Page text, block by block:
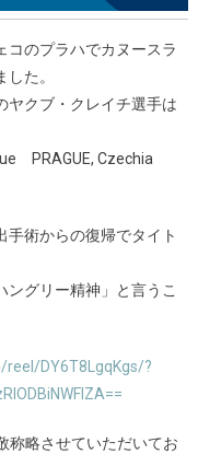
コのプラハでカヌースラ
た。
ヤクブ・クレイチ選手は
PRAGUE, Czechia
手術からの復帰でタイト
ングリー精神」と言うこ
reel/DY6T8LgqKgs/?
称略させていただいてお